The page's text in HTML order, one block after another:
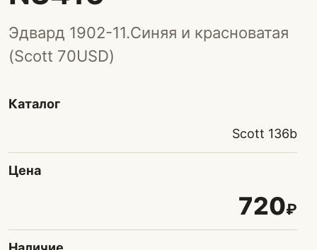
Эдвард 1902-11.Синяя и красноватая
(Scott 70USD)
Каталог
Scott 136b
Цена
720₽